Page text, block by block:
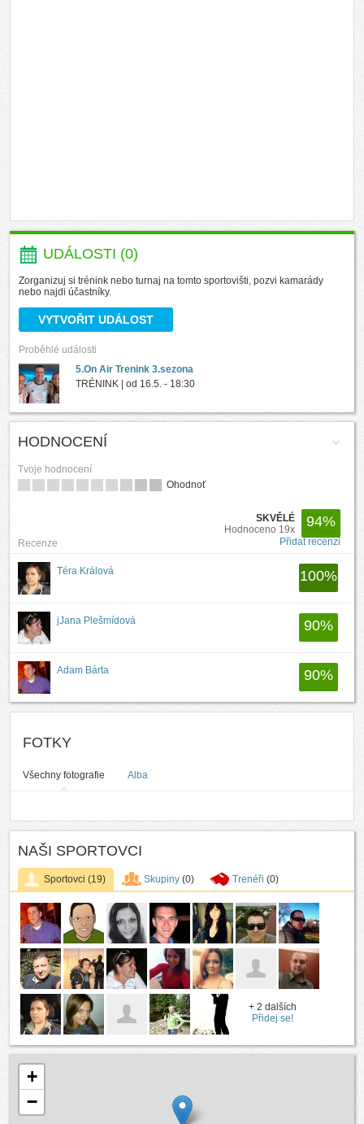
UDÁLOSTI (0)
Zorganizuj si trénink nebo turnaj na tomto sportovišti, pozvi kamarády
nebo najdi účastníky.
VYTVOŘIT UDÁLOST
Proběhlé události
5.On Air Trenink 3.sezona
TRÉNINK | od 16.5. - 18:30
HODNOCENÍ
Tvoje hodnocení
Ohodnoť
94%
SKVĚLÉ
Hodnoceno 19x
Recenze
Přidat recenzi
Téra Králová 100%
jJana Plešmídová 90%
Adam Bárta 90%
FOTKY
Všechny fotografie Alba
NAŠI SPORTOVCI
Sportovci (19) Skupiny (0) Trenéři (0)
+ 2 dalších
Přidej se!
+
−